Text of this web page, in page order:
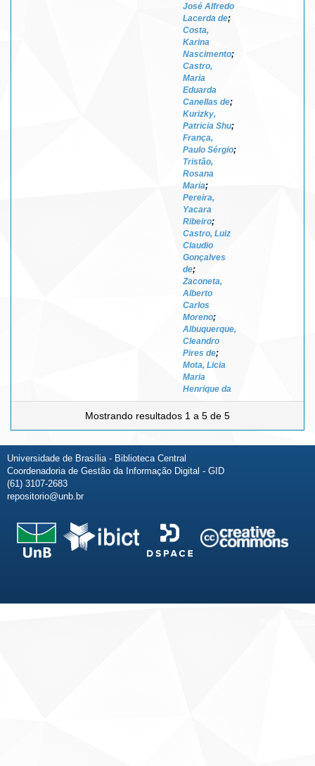
José Alfredo
Lacerda de;
Costa,
Karina
Nascimento;
Castro,
Maria
Eduarda
Canellas de;
Kurizky,
Patricia Shu;
França,
Paulo Sérgio;
Tristão,
Rosana
Maria;
Pereira,
Yacara
Ribeiro;
Castro, Luiz
Claudio
Gonçalves
de;
Zaconeta,
Alberto
Carlos
Moreno;
Albuquerque,
Cleandro
Pires de;
Mota, Licia
Maria
Henrique da
Mostrando resultados 1 a 5 de 5
Universidade de Brasília - Biblioteca Central
Coordenadoria de Gestão da Informação Digital - GID
(61) 3107-2683
repositorio@unb.br